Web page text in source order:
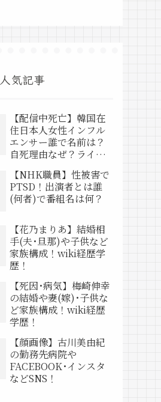
人気記事
【配信中死亡】韓国在
住日本人女性インフル
エンサー誰で名前は？
自死理由なぜ？ライブ
【NHK職員】性被害で
PTSD！出演者とは誰
(何者)で番組名は何？
【花乃まりあ】結婚相
手(夫･旦那)や子供など
家族構成！wiki経歴学
歴！
【死因･病気】梅崎伸幸
の結婚や妻(嫁)･子供な
ど家族構成！wiki経歴
学歴！
【顔画像】古川美由紀
の勤務先病院や
FACEBOOK･インスタ
などSNS！